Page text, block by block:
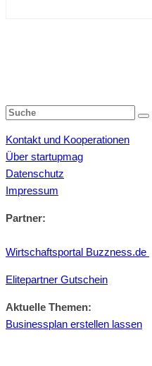
Kontakt und Kooperationen
Über startupmag
Datenschutz
Impressum
Partner:
Wirtschaftsportal Buzzness.de
Elitepartner Gutschein
Aktuelle Themen:
Businessplan erstellen lassen